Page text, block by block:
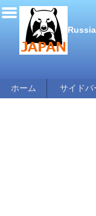
ホーム サイドバ